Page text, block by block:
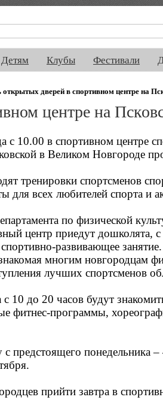
Детям Клубы Фестивали
открытых дверей в спортивном центре на
центре на
с 10.00 в спортивном центре
в Великом Новгороде
тренировки спортсменов
для всех любителей спорта и
по физической
центр приедут дошколята,
развивающее
многим новгородцам
лучших спортсменов
10 до 20 часов будут
фитнес-программы,
понедельника –
прийти завтра в